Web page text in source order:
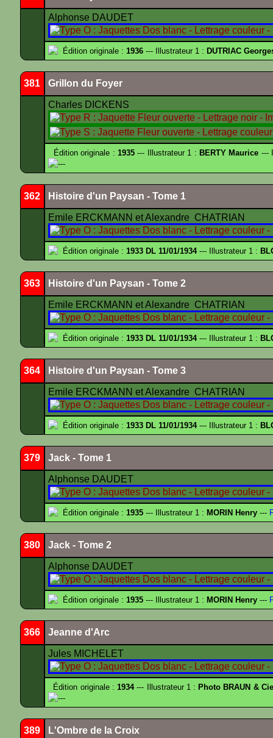
Alphonse DAUDET
Édition originale : 1936 --- Illustrateur 1 : DUTRIAC
381 Grillon du Foyer
Charles DICKENS
Édition originale : 1935--- Illustrateur 1 : BERTY Maurice ---
---
362 Histoire d'un Paysan - Tome 1
Emile ERCKMANN et Alexandre CHATRIAN
Édition originale : 1933 DL 11/01/1934--- Illustrateur 1 :
363 Histoire d'un Paysan - Tome 2
Emile ERCKMANN et Alexandre CHATRIAN
Édition originale : 1933 DL 11/01/1934--- Illustrateur 1 :
364 Histoire d'un Paysan - Tome 3
Emile ERCKMANN et Alexandre CHATRIAN
Édition originale : 1933 DL 11/01/1934--- Illustrateur 1 :
379 Jack - Tome 1
Alphonse DAUDET
Édition originale : 1935 --- Illustrateur 1 : MORIN Henry ---
380 Jack - Tome 2
Alphonse DAUDET
Édition originale : 1935 --- Illustrateur 1 : MORIN Henry ---
366 Jeanne d'Arc
Jules MICHELET
Édition originale :1934--- Illustrateur 1 : Photo BRAUN &
---
389 L'Ombre de la Croix